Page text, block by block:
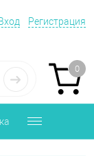
Вход Регистрация
0